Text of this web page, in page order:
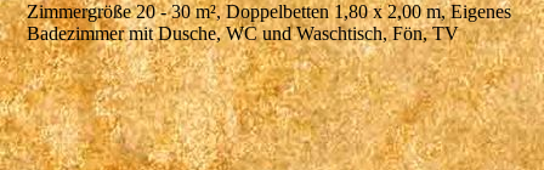
Zimmergröße 20 - 30 m², Doppelbetten 1,80 x 2,00 m, Eigenes
Badezimmer mit Dusche, WC und Waschtisch, Fön, TV